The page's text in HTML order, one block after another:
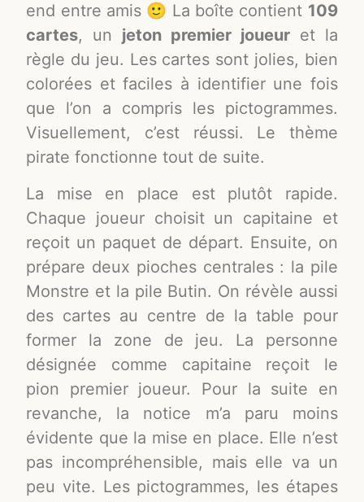
end entre amis 🙂 La boîte contient 109
cartes, un jeton premier joueuret la
règle du jeu. Les cartes sont jolies, bien
colorées et faciles à identifier une fois
que l’on a compris les pictogrammes.
Visuellement, c’est réussi. Le thème
pirate fonctionne tout de suite.
La mise en place est plutôt rapide.
Chaque joueur choisit un capitaine et
reçoit un paquet de départ. Ensuite, on
prépare deux pioches centrales : la pile
Monstre et la pile Butin. On révèle aussi
des cartes au centre de la table pour
former la zone de jeu. La personne
désignée comme capitaine reçoit le
pion premier joueur. Pour la suite en
revanche, la notice m’a paru moins
évidente que la mise en place. Elle n’est
pas incompréhensible, mais elle va un
peu vite. Les pictogrammes, les étapes